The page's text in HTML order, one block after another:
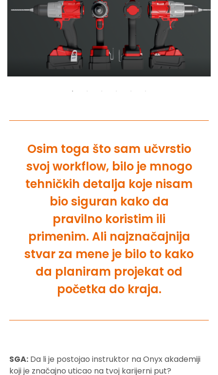
Osim toga što sam učvrstio
svoj workflow, bilo je mnogo
tehničkih detalja koje nisam
bio siguran kako da
pravilno koristim ili
primenim. Ali najznačajnija
stvar za mene je bilo to kako
da planiram projekat od
početka do kraja.
SGA: Da li je postojao instruktor na Onyx akademiji
koji je značajno uticao na tvoj karijerni put?